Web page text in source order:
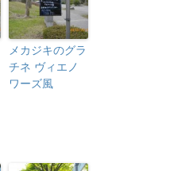
メカジキのグラ
チネ ヴィエノ
ワーズ風